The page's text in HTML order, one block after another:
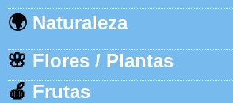
🌍 Naturaleza
🌸 Flores / Plantas
🍎 Frutas